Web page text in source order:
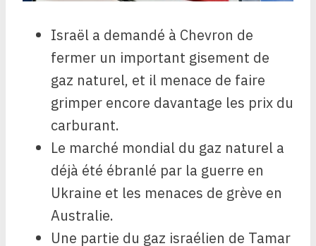
Israël a demandé à Chevron de
fermer un important gisement de
gaz naturel, et il menace de faire
grimper encore davantage les prix du
carburant.
Le marché mondial du gaz naturel a
déjà été ébranlé par la guerre en
Ukraine et les menaces de grève en
Australie.
Une partie du gaz israélien de Tamar